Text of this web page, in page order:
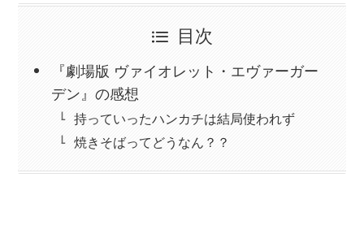
目次
『劇場版 ヴァイオレット・エヴァーガー
デン』の感想
持っていったハンカチは結局使われず
焼きそばってどうなん？？